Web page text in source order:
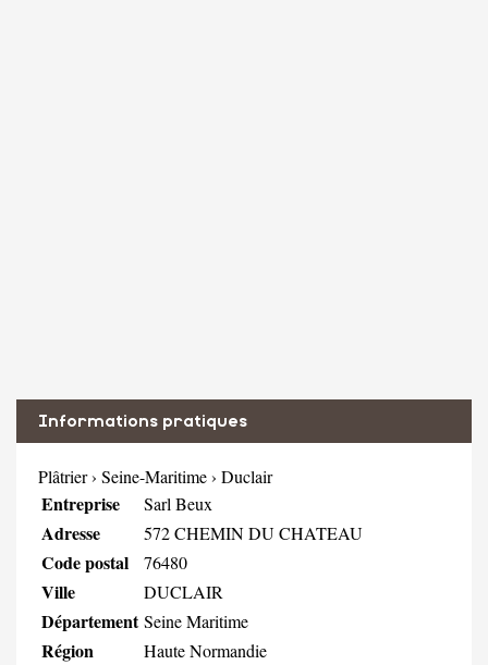
Informations pratiques
Plâtrier› Seine-Maritime› Duclair
Entreprise Sarl Beux
Adresse 572 CHEMIN DU CHATEAU
Code postal 76480
Ville DUCLAIR
Département Seine Maritime
Région Haute Normandie